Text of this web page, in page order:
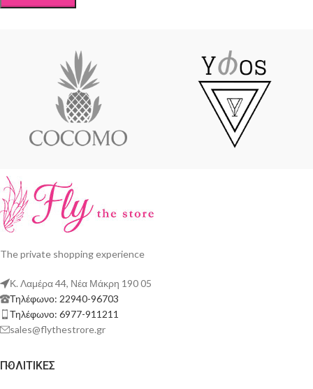
The private shopping experience
Κ. Λαμέρα 44, Νέα Μάκρη 190 05
Τηλέφωνο: 22940-96703
Τηλέφωνο: 6977-911211
sales@flythestrore.gr
ΠΟΛΙΤΙΚΕΣ